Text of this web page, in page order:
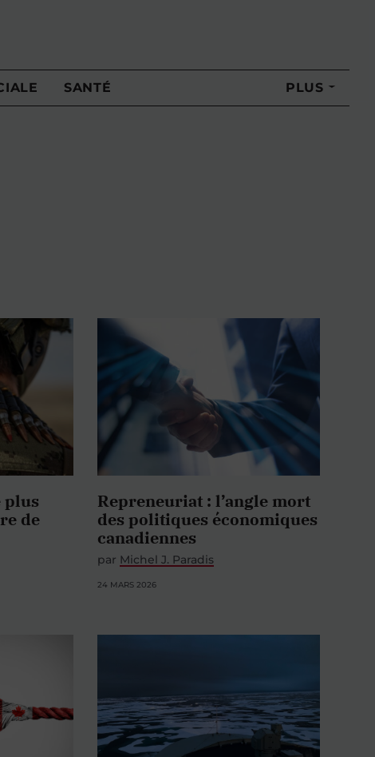
SANTÉ PLUS
plus
de
Repreneuriat : l’angle mort
des politiques économiques
canadiennes
par Michel J. Paradis
24 MARS 2026